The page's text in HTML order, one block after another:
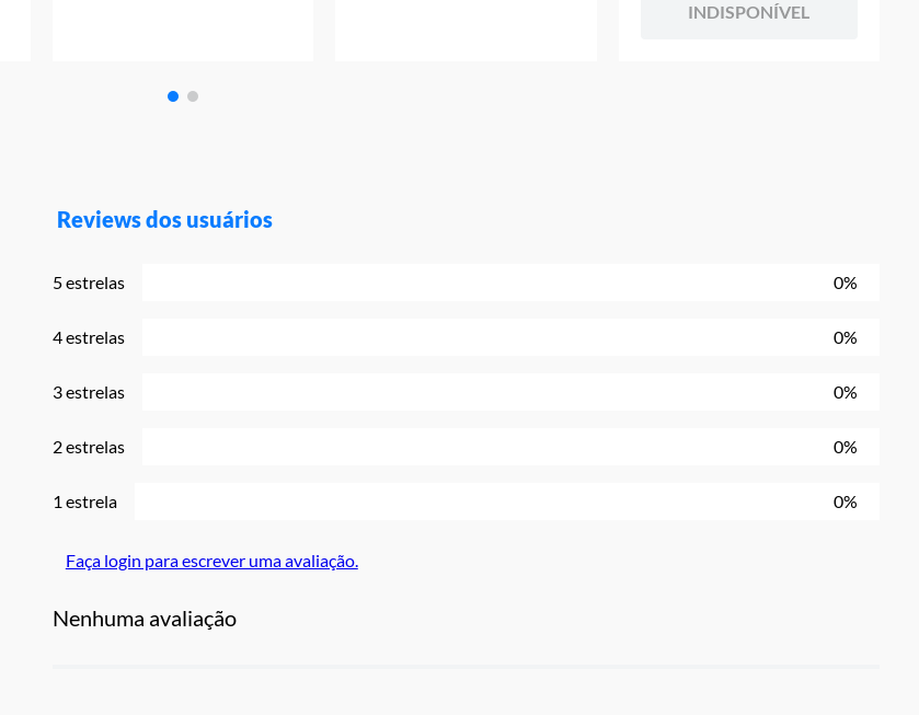
INDISPONÍVEL
Reviews dos usuários
5 estrelas 0%
4 estrelas 0%
3 estrelas 0%
2 estrelas 0%
1 estrela 0%
Faça login para escrever uma avaliação.
Nenhuma avaliação